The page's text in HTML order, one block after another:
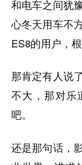
和电车之间犹
心冬天用车不
ES8的用户，
那肯定有人说
不大，那对乐
吧。
还是那句话，